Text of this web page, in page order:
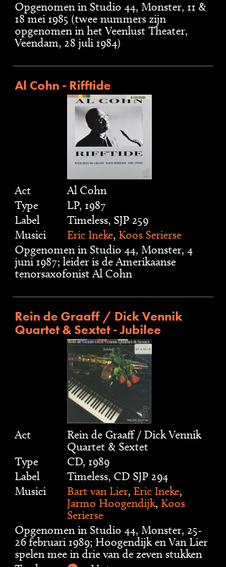
Opgenomen in Studio 44, Monster, 11 &
18 mei 1985 (twee nummers zijn
opgenomen in het Veenlust Theater,
Veendam, 28 juli 1984)
Al Cohn - Rifftide
Act
Al Cohn
Type
LP, 1987
Label
Timeless, SJP 259
Musici
Eric Ineke, Koos Serierse
Opgenomen in Studio 44, Monster, 4
juni 1987; leider is de Amerikaanse
tenorsaxofonist Al Cohn
Rein de Graaff / Dick Vennik
Quartet & Sextet - Jubilee
Act
Rein de Graaff / Dick Vennik
Quartet & Sextet
Type
CD, 1989
Label
Timeless, CD SJP 294
Musici
Bart van Lier, Eric Ineke,
Jarmo Hoogendijk, Koos
Serierse
Opgenomen in Studio 44, Monster, 25-
26 februari 1989; Hoogendijk en Van Lier
spelen mee in drie van de zeven stukken